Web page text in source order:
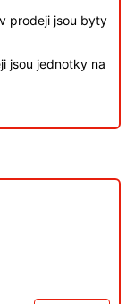
v prodeji jsou byty
jsou jednotky na